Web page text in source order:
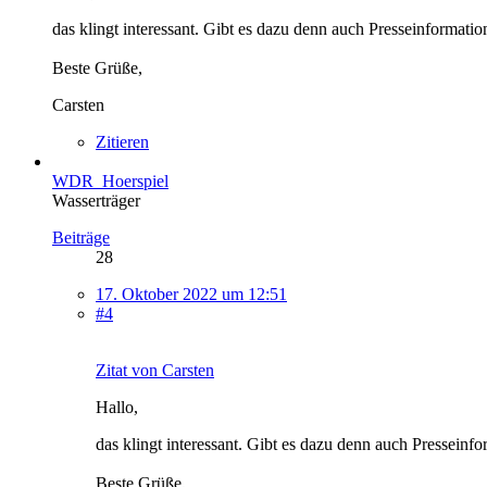
das klingt interessant. Gibt es dazu denn auch
Beste Grüße,
Carsten
Zitieren
WDR_Hoerspiel
Wasserträger
Beiträge
28
17. Oktober 2022 um 12:51
#4
Zitat von Carsten
Hallo,
das klingt interessant. Gibt es dazu denn auch
Beste Grüße,